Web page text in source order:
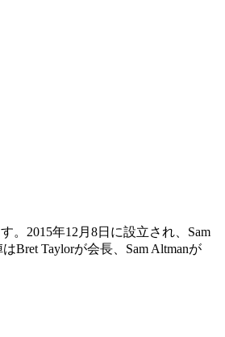
。2015年12月8日に設立され、Sam
Bret Taylorが会長、Sam Altmanが